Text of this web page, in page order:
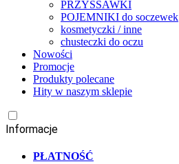
PRZYSSAWKI
POJEMNIKI do soczewek
kosmetyczki / inne
chusteczki do oczu
Nowości
Promocje
Produkty polecane
Hity w naszym sklepie
Informacje
PŁATNOŚĆ